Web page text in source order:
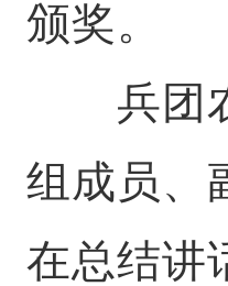
颁奖。
兵团农
组成员、
在总结讲